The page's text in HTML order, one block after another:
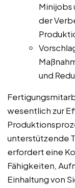
Minijobs
der
und
wesentlich zur
unterstützende
erfordert eine
Fähigkeiten,
Einhaltung von